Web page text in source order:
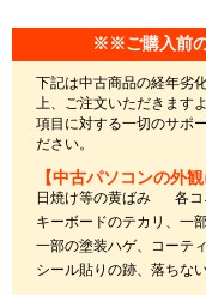
※※ご購入前
下記は中古商品の経年劣
上、ご注文いただきます
項目に対する一切のサポ
ださい。
【中古パソコンの外観
日焼け等の黄ばみ
各
キーボードのテカリ、一
一部の塗装ハゲ、コーテ
シール貼りの跡、落ちな